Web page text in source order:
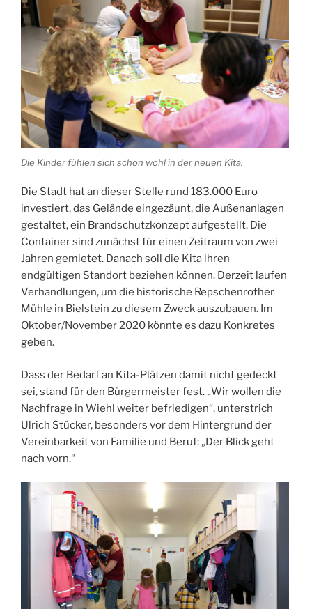
Die Kinder fühlen sich schon wohl in der neuen Kita.
Die Stadt hat an dieser Stelle rund 183.000 Euro
investiert, das Gelände eingezäunt, die Außenanlagen
gestaltet, ein Brandschutzkonzept aufgestellt. Die
Container sind zunächst für einen Zeitraum von zwei
Jahren gemietet. Danach soll die Kita ihren
endgültigen Standort beziehen können. Derzeit laufen
Verhandlungen, um die historische Repschenrother
Mühle in Bielstein zu diesem Zweck auszubauen. Im
Oktober/November 2020 könnte es dazu Konkretes
geben.
Dass der Bedarf an Kita-Plätzen damit nicht gedeckt
sei, stand für den Bürgermeister fest. „Wir wollen die
Nachfrage in Wiehl weiter befriedigen“, unterstrich
Ulrich Stücker, besonders vor dem Hintergrund der
Vereinbarkeit von Familie und Beruf: „Der Blick geht
nach vorn.“